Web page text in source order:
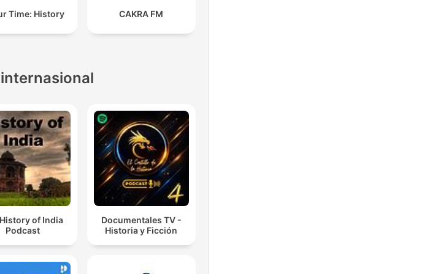
Time: History CAKRA FM
of India
Podcast
Documentales TV -
Historia y Ficción